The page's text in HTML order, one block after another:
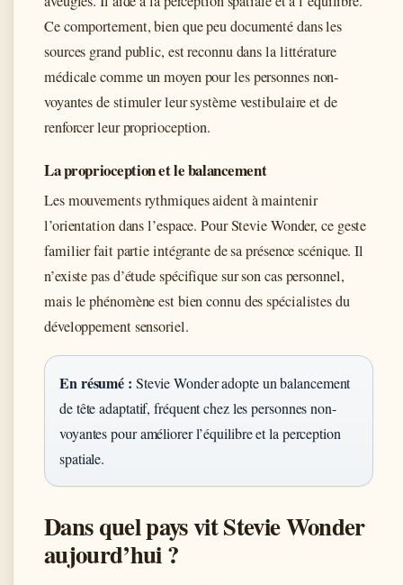
Ce comportement, bien que peu documenté dans les
sources grand public, est reconnu dans la littérature
médicale comme un moyen pour les personnes non-
voyantes de stimuler leur système vestibulaire et de
renforcer leur proprioception.
La proprioception et le balancement
Les mouvements rythmiques aident à maintenir
l’orientation dans l’espace. Pour Stevie Wonder, ce geste
familier fait partie intégrante de sa présence scénique. Il
n’existe pas d’étude spécifique sur son cas personnel,
mais le phénomène est bien connu des spécialistes du
développement sensoriel.
En résumé : Stevie Wonder adopte un balancement
de tête adaptatif, fréquent chez les personnes non-
voyantes pour améliorer l’équilibre et la perception
spatiale.
Dans quel pays vit Stevie Wonder
aujourd’hui ?